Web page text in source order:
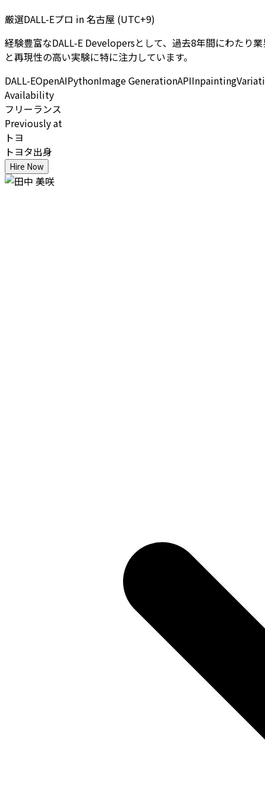
厳選DALL-Eプロ in 名古屋 (UTC+9)
経験豊富なDALL-E Developersとして、過去8年間にわたり
と再現性の高い実験に特に注力しています。
DALL-EOpenAIPythonImage GenerationAPIInpainting
Availability
フリーランス
Previously at
トヨ
トヨタ出身
Hire Now